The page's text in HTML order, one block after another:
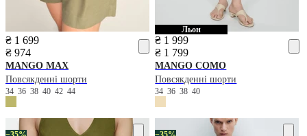
₴ 1 699
₴ 974
MANGO MAX
Повсякденні шорти
34 36 38 40 42 44
Льон
₴ 1 999
₴ 1 799
MANGO COMO
Повсякденні шорти
34363840